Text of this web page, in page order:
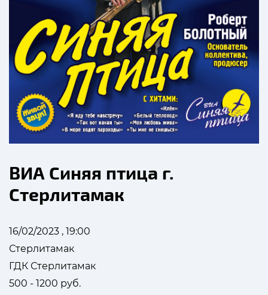
ВИА Синяя птица г.
Стерлитамак
16/02/2023 , 19:00
Стерлитамак
ГДК Стерлитамак
500 - 1200 руб.